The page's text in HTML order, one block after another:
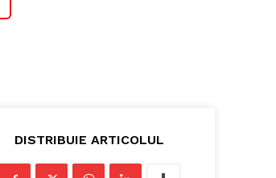
DISTRIBUIE ARTICOLUL